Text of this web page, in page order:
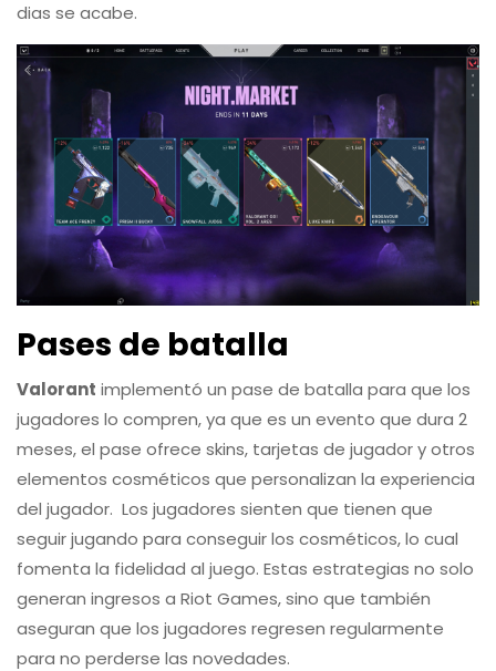
dias se acabe.
Pases de batalla
Valorant implementó un pase de batalla para que los
jugadores lo compren, ya que es un evento que dura 2
meses, el pase ofrece skins, tarjetas de jugador y otros
elementos cosméticos que personalizan la experiencia
del jugador. Los jugadores sienten que tienen que
seguir jugando para conseguir los cosméticos, lo cual
fomenta la fidelidad al juego. Estas estrategias no solo
generan ingresos a Riot Games, sino que también
aseguran que los jugadores regresen regularmente
para no perderse las novedades.